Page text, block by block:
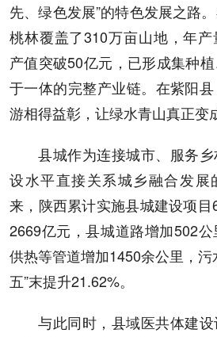
先、绿色发展”的特色发展之路
桃林覆盖了310万亩山地，年
产值突破50亿元，已形成集种
于一体的完整产业链。在紫阳
游相得益彰，让绿水青山真正变
县城作为连接城市、服务
设水平直接关系城乡融合发展
来，陕西累计实施县城建设项
2669亿元，县城道路增加502公
供热等管道增加1450余公里，污
五”末提升21.62%。
与此同时，县域医共体建